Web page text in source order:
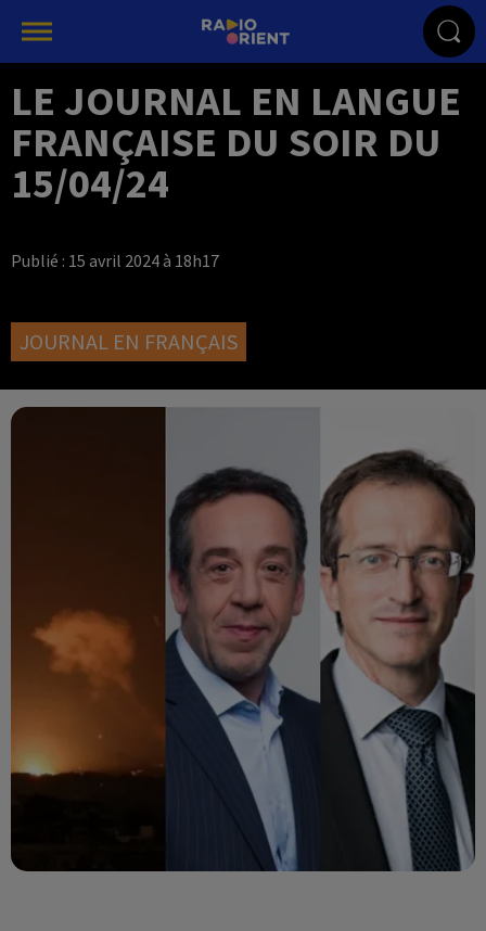
LE JOURNAL EN LANGUE
FRANÇAISE DU SOIR DU
15/04/24
Publié : 15 avril 2024 à 18h17
JOURNAL EN FRANÇAIS